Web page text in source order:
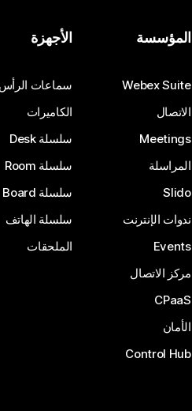
المؤسسة
Webex Suite
الاتصال
Meetings
المراسلة
Slido
ندوات الإنترنت
Events
مركز الاتصال
CPaaS
الأمان
Control Hub
الأجهزة
سماعات الرأس
الكاميرات
سلسلة Desk
سلسلة Room
سلسلة Board
سلسلة الهاتف
الملحقات